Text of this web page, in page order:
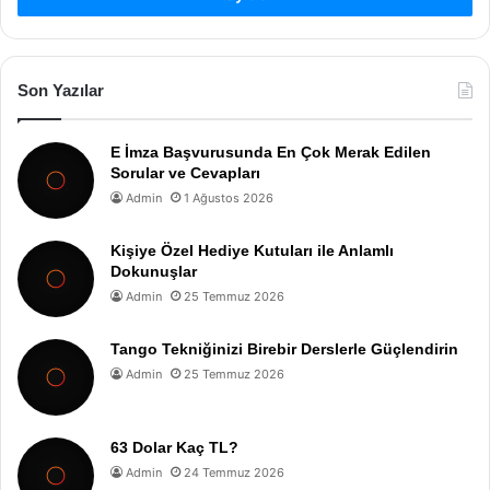
Son Yazılar
E İmza Başvurusunda En Çok Merak Edilen
Sorular ve Cevapları
Admin 1 Ağustos 2026
Kişiye Özel Hediye Kutuları ile Anlamlı
Dokunuşlar
Admin 25 Temmuz 2026
Tango Tekniğinizi Birebir Derslerle Güçlendirin
Admin 25 Temmuz 2026
63 Dolar Kaç TL?
Admin 24 Temmuz 2026